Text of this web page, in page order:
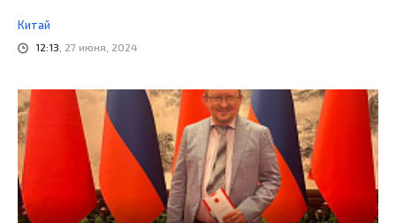
Китай
12:13 , 27 июня, 2024